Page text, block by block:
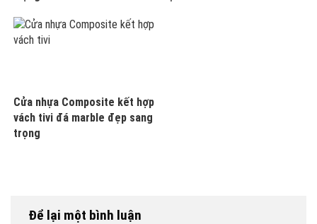
Cửa nhựa Composite kết hợp
vách tivi đá marble đẹp sang
trọng
Để lại một bình luận